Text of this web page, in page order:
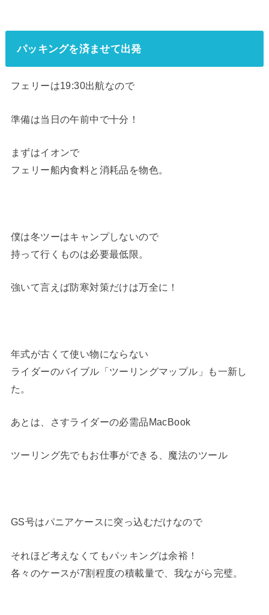
パッキングを済ませて出発
フェリーは19:30出航なので
準備は当日の午前中で十分！
まずはイオンで
フェリー船内食料と消耗品を物色。
僕は冬ツーはキャンプしないので
持って行くものは必要最低限。
強いて言えば防寒対策だけは万全に！
年式が古くて使い物にならない
ライダーのバイブル「ツーリングマップル」も一新し
た。
あとは、さすライダーの必需品MacBook
ツーリング先でもお仕事ができる、魔法のツール
GS号はパニアケースに突っ込むだけなので
それほど考えなくてもパッキングは余裕！
各々のケースが7割程度の積載量で、我ながら完璧。